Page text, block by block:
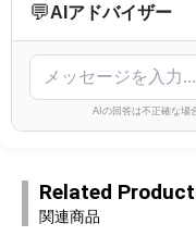
💬AIアドバイザー
AIの回答は不正確な場
Related
関連商品